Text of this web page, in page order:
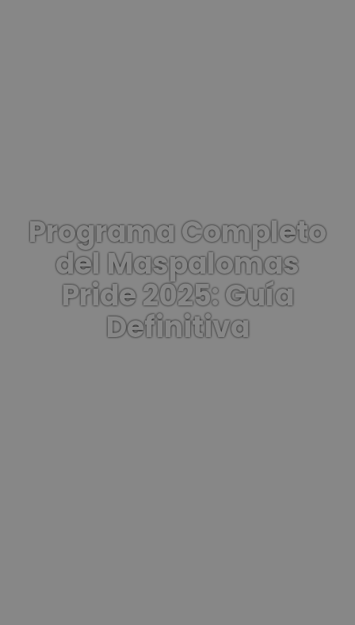
Programa Completo
del Maspalomas
Pride 2025: Guía
Definitiva